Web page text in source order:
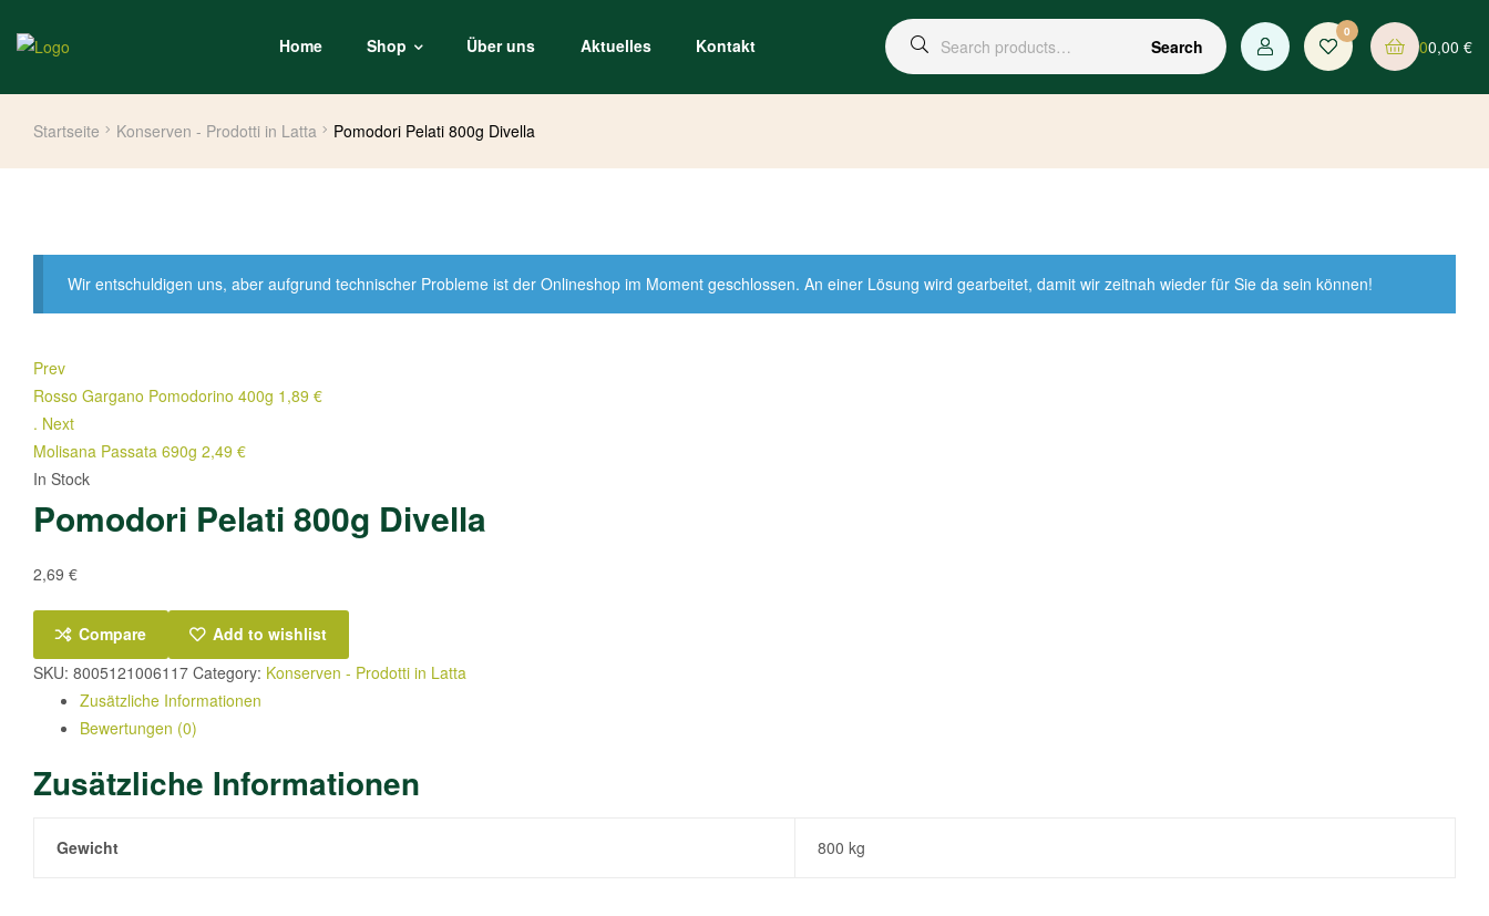
Home Shop Über uns Aktuelles Kontakt Search
0
00,00 €
Startseite Konserven - Prodotti in Latta Pomodori Pelati 800g Divella
Wir entschuldigen uns, aber aufgrund technischer Probleme ist der Onlineshop im Moment geschlossen. An einer Lösung wird gearbeitet, damit wir zeitnah wieder für Sie da sein können!
Prev
Rosso Gargano Pomodorino 400g 1,89 €
. Next
Molisana Passata 690g 2,49 €
In Stock
Pomodori Pelati 800g Divella
2,69 €
Compare
Add to wishlist
SKU: 8005121006117 Category: Konserven - Prodotti in Latta
Zusätzliche Informationen
Bewertungen (0)
Zusätzliche Informationen
Gewicht 800 kg